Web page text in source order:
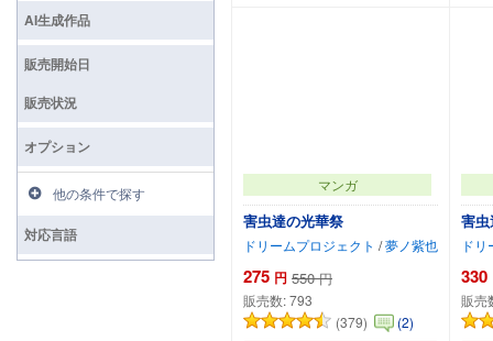
マンガ
害虫達の光華祭
ドリームプロジェクト /夢ノ紫也
275 円 550 円
販売数:793
(379)
(2)
害
ド
330
販売
AI生成作品
販売開始日
販売状況
オプション
他の条件で探す
対応言語